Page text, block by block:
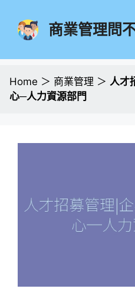
商業管理問
Home ＞ 商業管理 ＞ 人才
心─人力資源部門